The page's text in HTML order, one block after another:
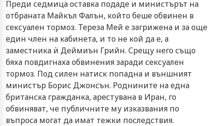
Преди седмица оставка подаде и министърът на
отбраната Майкъл Фалън, който беше обвинен в
сексуален тормоз. Тереза Мей е загрижена и за още
един член на кабинета, и то не кой да е, а
заместника ѝ Деймиън Грийн. Срещу него също
бяха повдигнаха обвинения заради сексуален
тормоз. Под силен натиск попадна и външният
министър Борис Джонсън. Роднините на една
британска гражданка, арестувана в Иран, го
обвиняват, че публичните му изказвания по
въпроса могат да имат тежки последствия.